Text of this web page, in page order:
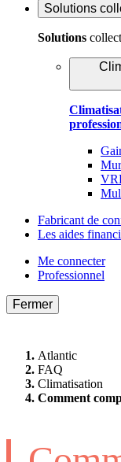
Solutions
Solutions
Fabricant de
Les aides
Me connecter
Professionnel
Fermer
Atlantic
FAQ
Climatisation
Comment